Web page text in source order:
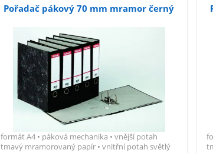
Pořadač pákový 70 mm mramor černý
formát A4 • páková mechanika • vnější potah
tmavý mramorovaný papír • vnitřní potah světlý